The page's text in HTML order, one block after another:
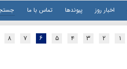
اخبار روز پیوندها تماس با ما
۱ ۲ ۳ ۴ ۵ ۶ ۷ ۸